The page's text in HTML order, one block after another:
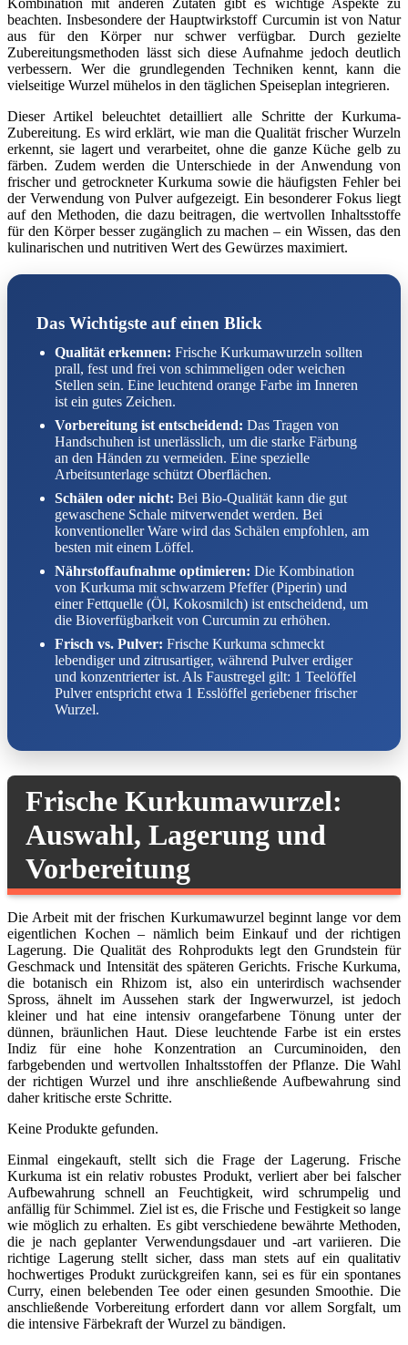
Kombination mit anderen Zutaten gibt es wichtige Aspekte zu
beachten. Insbesondere der Hauptwirkstoff Curcumin ist von Natur
aus für den Körper nur schwer verfügbar. Durch gezielte
Zubereitungsmethoden lässt sich diese Aufnahme jedoch deutlich
verbessern. Wer die grundlegenden Techniken kennt, kann die
vielseitige Wurzel mühelos in den täglichen Speiseplan integrieren.
Dieser Artikel beleuchtet detailliert alle Schritte der Kurkuma-
Zubereitung. Es wird erklärt, wie man die Qualität frischer Wurzeln
erkennt, sie lagert und verarbeitet, ohne die ganze Küche gelb zu
färben. Zudem werden die Unterschiede in der Anwendung von
frischer und getrockneter Kurkuma sowie die häufigsten Fehler bei
der Verwendung von Pulver aufgezeigt. Ein besonderer Fokus liegt
auf den Methoden, die dazu beitragen, die wertvollen Inhaltsstoffe
für den Körper besser zugänglich zu machen – ein Wissen, das den
kulinarischen und nutritiven Wert des Gewürzes maximiert.
Das Wichtigste auf einen Blick
Qualität erkennen: Frische Kurkumawurzeln sollten
prall, fest und frei von schimmeligen oder weichen
Stellen sein. Eine leuchtend orange Farbe im Inneren
ist ein gutes Zeichen.
Vorbereitung ist entscheidend: Das Tragen von
Handschuhen ist unerlässlich, um die starke Färbung
an den Händen zu vermeiden. Eine spezielle
Arbeitsunterlage schützt Oberflächen.
Schälen oder nicht: Bei Bio-Qualität kann die gut
gewaschene Schale mitverwendet werden. Bei
konventioneller Ware wird das Schälen empfohlen, am
besten mit einem Löffel.
Nährstoffaufnahme optimieren: Die Kombination
von Kurkuma mit schwarzem Pfeffer (Piperin) und
einer Fettquelle (Öl, Kokosmilch) ist entscheidend, um
die Bioverfügbarkeit von Curcumin zu erhöhen.
Frisch vs. Pulver: Frische Kurkuma schmeckt
lebendiger und zitrusartiger, während Pulver erdiger
und konzentrierter ist. Als Faustregel gilt: 1 Teelöffel
Pulver entspricht etwa 1 Esslöffel geriebener frischer
Wurzel.
Frische Kurkumawurzel:
Auswahl, Lagerung und
Vorbereitung
Die Arbeit mit der frischen Kurkumawurzel beginnt lange vor dem
eigentlichen Kochen – nämlich beim Einkauf und der richtigen
Lagerung. Die Qualität des Rohprodukts legt den Grundstein für
Geschmack und Intensität des späteren Gerichts. Frische Kurkuma,
die botanisch ein Rhizom ist, also ein unterirdisch wachsender
Spross, ähnelt im Aussehen stark der Ingwerwurzel, ist jedoch
kleiner und hat eine intensiv orangefarbene Tönung unter der
dünnen, bräunlichen Haut. Diese leuchtende Farbe ist ein erstes
Indiz für eine hohe Konzentration an Curcuminoiden, den
farbgebenden und wertvollen Inhaltsstoffen der Pflanze. Die Wahl
der richtigen Wurzel und ihre anschließende Aufbewahrung sind
daher kritische erste Schritte.
Keine Produkte gefunden.
Einmal eingekauft, stellt sich die Frage der Lagerung. Frische
Kurkuma ist ein relativ robustes Produkt, verliert aber bei falscher
Aufbewahrung schnell an Feuchtigkeit, wird schrumpelig und
anfällig für Schimmel. Ziel ist es, die Frische und Festigkeit so lange
wie möglich zu erhalten. Es gibt verschiedene bewährte Methoden,
die je nach geplanter Verwendungsdauer und -art variieren. Die
richtige Lagerung stellt sicher, dass man stets auf ein qualitativ
hochwertiges Produkt zurückgreifen kann, sei es für ein spontanes
Curry, einen belebenden Tee oder einen gesunden Smoothie. Die
anschließende Vorbereitung erfordert dann vor allem Sorgfalt, um
die intensive Färbekraft der Wurzel zu bändigen.